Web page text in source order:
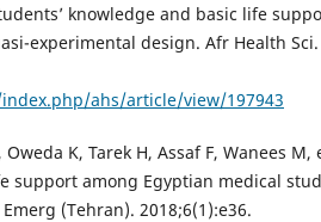
knowledge and basic life
experimental design. Afr Health Sci.
ahs/article/view/197943
K, Tarek H, Assaf F, Wanees M,
support among Egyptian medical
(Tehran). 2018;6(1):e36.